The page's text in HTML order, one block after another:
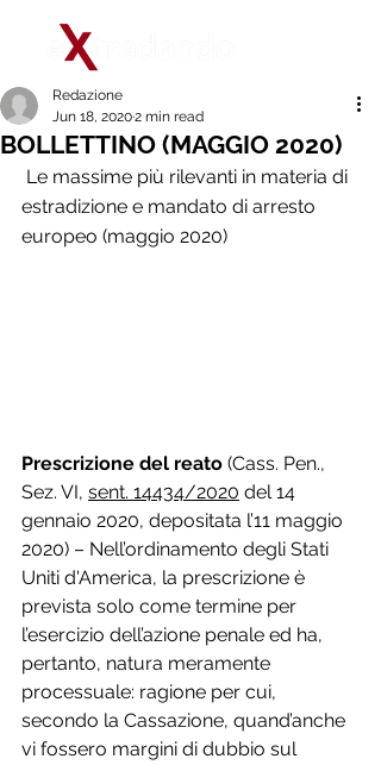
BOLLETTINO (MAGGIO 2020)
Redazione
Jun 18, 20202 min read
estradizione e mandato di arresto
europeo (maggio 2020)
Prescrizione del reato (Cass. Pen.,
Sez. VI, sent. 14434/2020 del 14
gennaio 2020, depositata l’11 maggio
2020) – Nell’ordinamento degli Stati
Uniti d'America, la prescrizione è
prevista solo come termine per
l’esercizio dell’azione penale ed ha,
pertanto, natura meramente
processuale: ragione per cui,
secondo la Cassazione, quand’anche
vi fossero margini di dubbio sul